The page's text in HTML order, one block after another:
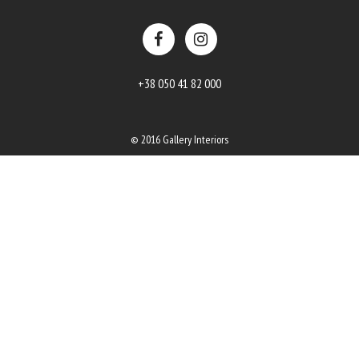
+38 050 41 82 000
© 2016 Gallery Interiors